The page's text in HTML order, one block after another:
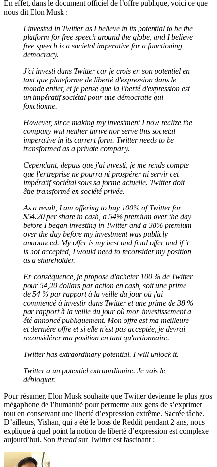
En effet, dans le document officiel de l’offre publique, voici ce que
nous dit Elon Musk :
I invested in Twitter as I believe in its potential to be the
platform for free speech around the globe, and I believe
free speech is a societal imperative for a functioning
democracy.
J'ai investi dans Twitter car je crois en son potentiel en
tant que plateforme de liberté d'expression dans le
monde entier, et je pense que la liberté d'expression est
un impératif sociétal pour une démocratie qui
fonctionne.
However, since making my investment I now realize the
company will neither thrive nor serve this societal
imperative in its current form. Twitter needs to be
transformed as a private company.
Cependant, depuis que j'ai investi, je me rends compte
que l'entreprise ne pourra ni prospérer ni servir cet
impératif sociétal sous sa forme actuelle. Twitter doit
être transformé en société privée.
As a result, I am offering to buy 100% of Twitter for
$54.20 per share in cash, a 54% premium over the day
before I began investing in Twitter and a 38% premium
over the day before my investment was publicly
announced. My offer is my best and final offer and if it
is not accepted, I would need to reconsider my position
as a shareholder.
En conséquence, je propose d'acheter 100 % de Twitter
pour 54,20 dollars par action en cash, soit une prime
de 54 % par rapport à la veille du jour où j'ai
commencé à investir dans Twitter et une prime de 38 %
par rapport à la veille du jour où mon investissement a
été annoncé publiquement. Mon offre est ma meilleure
et dernière offre et si elle n'est pas acceptée, je devrai
reconsidérer ma position en tant qu'actionnaire.
Twitter has extraordinary potential. I will unlock it.
Twitter a un potentiel extraordinaire. Je vais le
débloquer.
Pour résumer, Elon Musk souhaite que Twitter devienne le plus gros
mégaphone de l’humanité pour permettre aux gens de s’exprimer
tout en conservant une liberté d’expression extrême. Sacrée tâche.
D’ailleurs, Yishan, qui a été le boss de Reddit pendant 2 ans, nous
explique à quel point la notion de liberté d’expression est complexe
aujourd’hui. Son thread sur Twitter est fascinant :